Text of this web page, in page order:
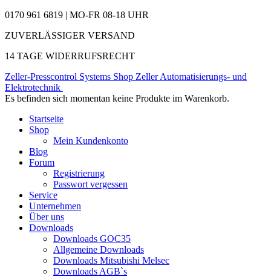
0170 961 6819 | MO-FR 08-18 UHR
ZUVERLÄSSIGER VERSAND
14 TAGE WIDERRUFSRECHT
Zeller-Presscontrol Systems Shop Zeller Automatisierungs- und
Elektrotechnik
Es befinden sich momentan keine Produkte im Warenkorb.
Startseite
Shop
Mein Kundenkonto
Blog
Forum
Registrierung
Passwort vergessen
Service
Unternehmen
Über uns
Downloads
Downloads GOC35
Allgemeine Downloads
Downloads Mitsubishi Melsec
Downloads AGB`s